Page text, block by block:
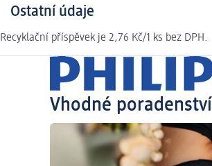
Ostatní údaje
Recyklační příspěvek je 2,76 Kč/1 ks bez DPH.
Vhodné poradenství